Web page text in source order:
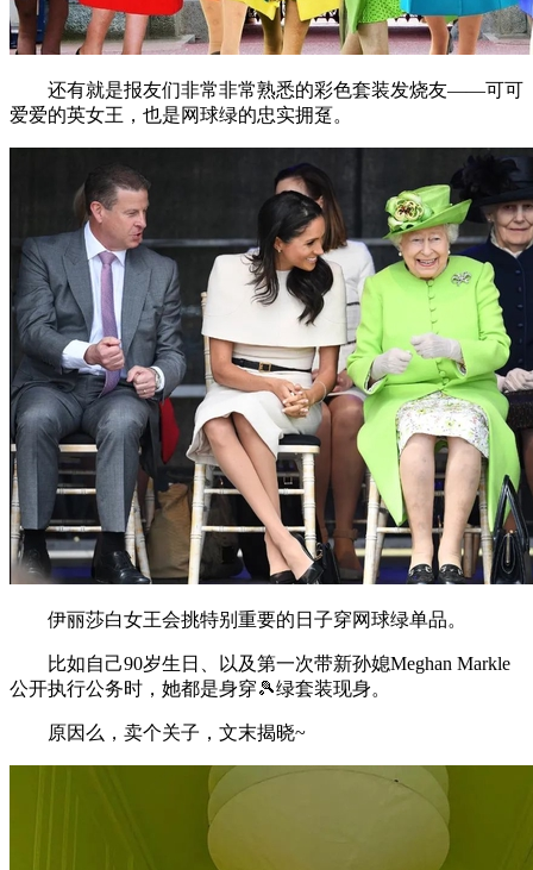
还有就是报友们非常非常熟悉的彩色套装发烧友——可可
爱爱的英女王，也是网球绿的忠实拥趸。
伊丽莎白女王会挑特别重要的日子穿网球绿单品。
比如自己90岁生日、以及第一次带新孙媳Meghan Markle
公开执行公务时，她都是身穿🎾绿套装现身。
原因么，卖个关子，文末揭晓~